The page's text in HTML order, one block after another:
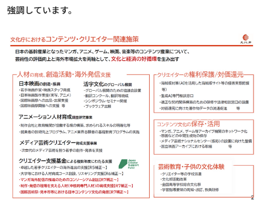
強調しています。